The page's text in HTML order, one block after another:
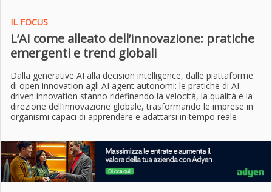
IL FOCUS
L’AI come alleato dell’innovazione: pratiche
emergenti e trend globali
Dalla generative AI alla decision intelligence, dalle piattaforme
di open innovation agli AI agent autonomi: le pratiche di AI-
driven innovation stanno ridefinendo la velocità, la qualità e la
direzione dell’innovazione globale, trasformando le imprese in
organismi capaci di apprendere e adattarsi in tempo reale